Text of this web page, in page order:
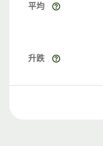
平均
升跌